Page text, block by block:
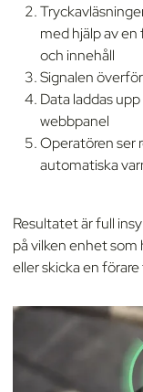
med hjälp av
och innehåll
Signalen
Data laddas
webbpanel
Operatören ser
automatiska
Resultatet är full
på vilken enhet
eller skicka en